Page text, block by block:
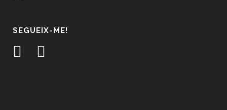
SEGUEIX-ME!